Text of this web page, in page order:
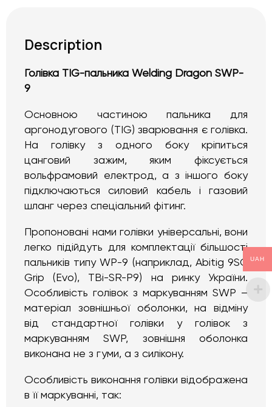
Description
Голівка TIG-пальника Welding Dragon SWP-
9
Основною частиною пальника для
аргонодугового (TIG) зварювання є голівка.
На голівку з одного боку кріпиться
цанговий зажим, яким фіксується
вольфрамовий електрод, а з іншого боку
підключаються силовий кабель і газовий
шланг через спеціальний фітинг.
Пропоновані нами голівки універсальні, вони
легко підійдуть для комплектації більшості
пальників типу WP-9 (наприклад, Abitig 9SC
Grip (Evo), TBi-SR-P9) на ринку України.
Особливість голівок з маркуванням SWP –
матеріал зовнішньої оболонки, на відміну
від стандартної голівки у голівок з
маркуванням SWP, зовнішня оболонка
виконана не з гуми, а з силікону.
Особливість виконання голівки відображена
в її маркуванні, так:
UAH